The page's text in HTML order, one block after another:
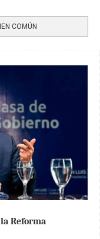
COMÚN
Reforma